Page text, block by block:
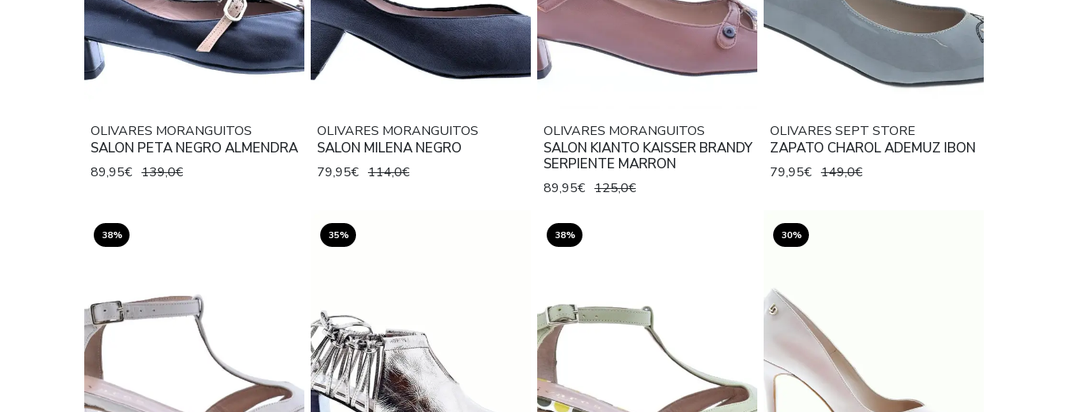
OLIVARES MORANGUITOS
SALON PETA NEGRO ALMENDRA
89,95€ 139,0€
OLIVARES MORANGUITOS
SALON MILENA NEGRO
79,95€ 114,0€
OLIVARES MORANGUITOS
SALON KIANTO KAISSER BRANDY
SERPIENTE MARRON
89,95€ 125,0€
OLIVARES SEPT STORE
ZAPATO CHAROL ADEMUZ IBON
79,95€ 149,0€
38% 35% 38% 30%